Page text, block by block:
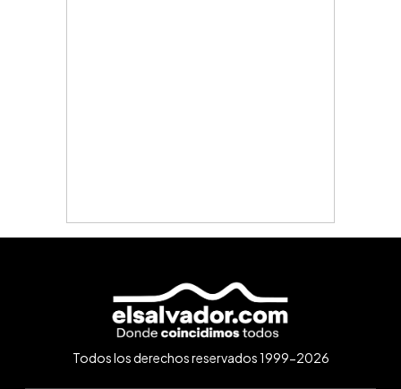
Todos los derechos reservados 1999-2026